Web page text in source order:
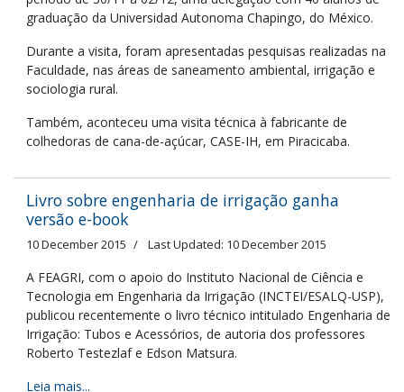
graduação da Universidad Autonoma Chapingo, do México.
Durante a visita, foram apresentadas pesquisas realizadas na
Faculdade, nas áreas de saneamento ambiental, irrigação e
sociologia rural.
Também, aconteceu uma visita técnica à fabricante de
colhedoras de cana-de-açúcar, CASE-IH, em Piracicaba.
Livro sobre engenharia de irrigação ganha
versão e-book
10 December 2015 Last Updated: 10 December 2015
A FEAGRI, com o apoio do Instituto Nacional de Ciência e
Tecnologia em Engenharia da Irrigação (INCTEI/ESALQ-USP),
publicou recentemente o livro técnico intitulado Engenharia de
Irrigação: Tubos e Acessórios, de autoria dos professores
Roberto Testezlaf e Edson Matsura.
Leia mais...